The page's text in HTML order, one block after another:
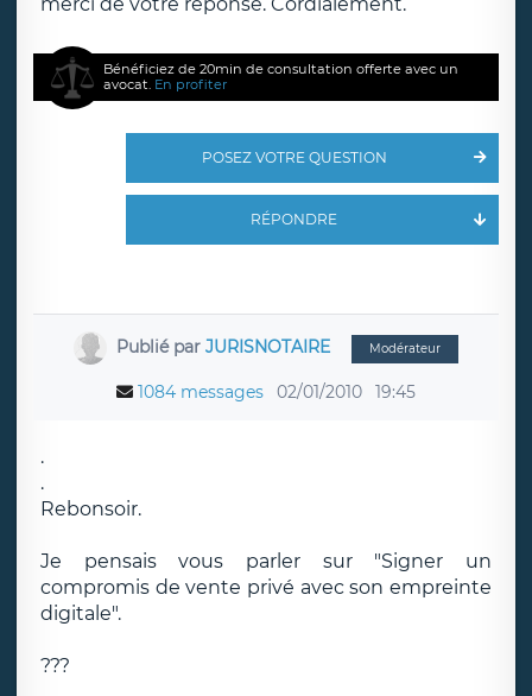
Bénéficiez de 20min de consultation offerte avec un
avocat. En profiter
POSEZ VOTRE QUESTION
RÉPONDRE
Publié par JURISNOTAIRE Modérateur
1084 messages 02/01/2010 19:45
.
.
Rebonsoir.
Je pensais vous parler sur "Signer un
compromis de vente privé avec son empreinte
digitale".
???